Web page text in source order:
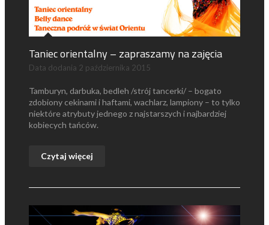
Taniec orientalny – zapraszamy na zajęcia
Data dodania 2 października 2015
Tamburyn, darbuka, bedleh /strój tancerki/ – bogato
zdobiony cekinami i haftami, wachlarz, lampiony – to tylko
niektóre atrybuty jednego z najstarszych i najbardziej
kobiecych tańców.
Czytaj więcej